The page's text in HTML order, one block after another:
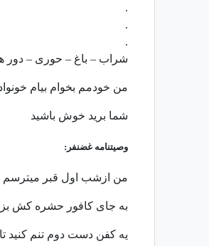
.
.
.
شراب – باغ – حورى –
من خودمم بخوام بيام
شما بريد خوش باشيد
وصیتنامه غضنفر:
من ازشب اول قبر
به جای کافور حشره کش
یه کفن دست دوم تنم کنید